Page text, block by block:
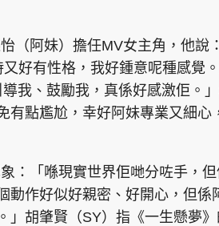
（阿妹）擔任MV女主角，他說
好有性格，我好鍾意呢種感覺
我、鼓勵我，真係好感激佢。
有點尷尬，幸好阿妹專業又細心
：「喺現實世界佢哋分咗手，
動作好似好親密、好開心，但係
」胡肇賢（SY）指《一生懸夢